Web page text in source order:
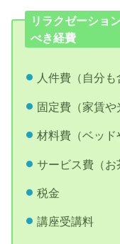
リラクゼーショ
べき経費
人件費（自分も
固定費（家賃や
材料費（ベッド
サービス費（お
税金
講座受講料